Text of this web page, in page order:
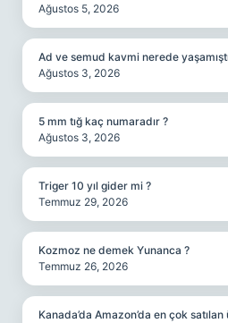
Ağustos 5, 2026
Ad ve semud kavmi nerede
Ağustos 3, 2026
5 mm tığ kaç numaradır ?
Ağustos 3, 2026
Triger 10 yıl gider mi ?
Temmuz 29, 2026
Kozmoz ne demek Yunanca ?
Temmuz 26, 2026
Kanada’da Amazon’da en çok